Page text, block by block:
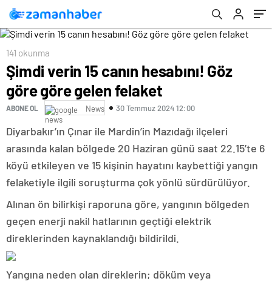
141 okunma
Şimdi verin 15 canın hesabını! Göz
göre göre gelen felaket
ABONE OL News 30 Temmuz 2024 12:00
Diyarbakır’ın Çınar ile Mardin’in Mazıdağı ilçeleri
arasında kalan bölgede 20 Haziran günü saat 22.15’te 6
köyü etkileyen ve 15 kişinin hayatını kaybettiği yangın
felaketiyle ilgili soruşturma çok yönlü sürdürülüyor.
Alınan ön bilirkişi raporuna göre, yangının bölgeden
geçen enerji nakil hatlarının geçtiği elektrik
direklerinden kaynaklandığı bildirildi.
Yangına neden olan direklerin; döküm veya